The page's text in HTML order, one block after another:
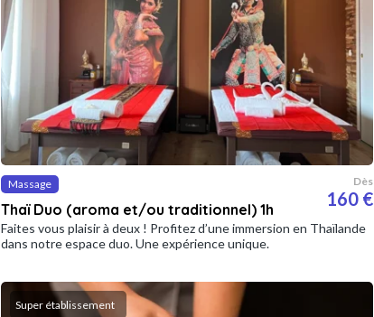
Massage
Thaï Duo (aroma et/ou traditionnel) 1h
Dès
160 €
Faites vous plaisir à deux ! Profitez d’une immersion en Thaïlande
dans notre espace duo. Une expérience unique.
Super établissement